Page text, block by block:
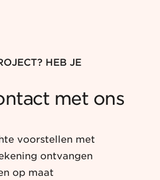
HEB JE
met ons
voorstellen met
ontvangen
op maat